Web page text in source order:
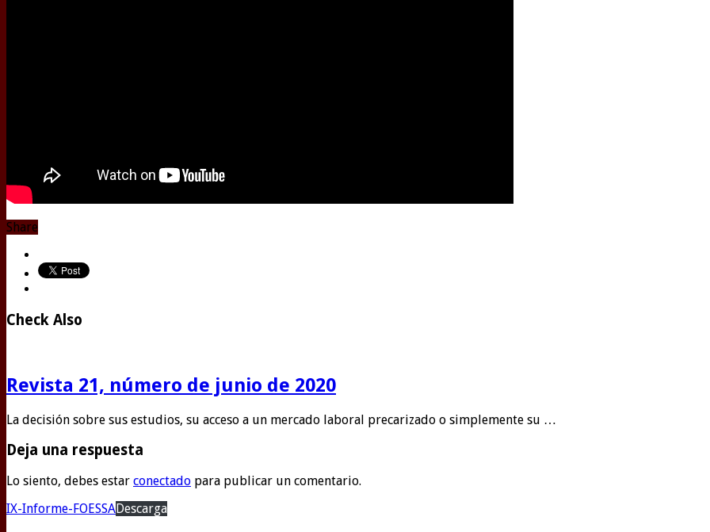
Share
Check Also
Revista 21, número de junio de 2020
La decisión sobre sus estudios, su acceso a un mercado laboral precarizado o simplemente su …
Deja una respuesta
Lo siento, debes estar conectado para publicar un comentario.
IX-Informe-FOESSADescarga